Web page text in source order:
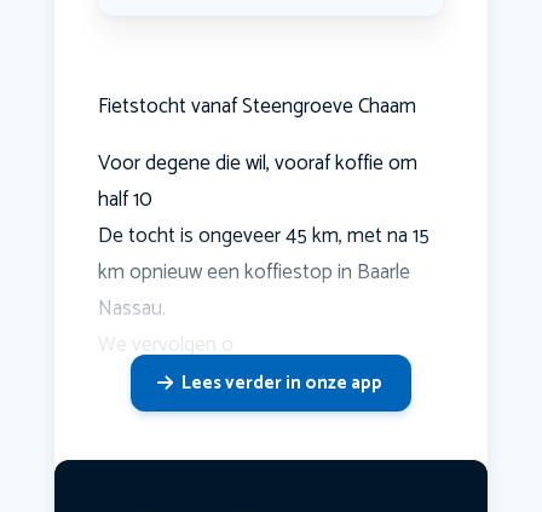
Fietstocht vanaf Steengroeve Chaam
Voor degene die wil, vooraf koffie om
half 10
De tocht is ongeveer 45 km, met na 15
km opnieuw een koffiestop in Baarle
Nassau.
We vervolgen o
Lees verder in onze app